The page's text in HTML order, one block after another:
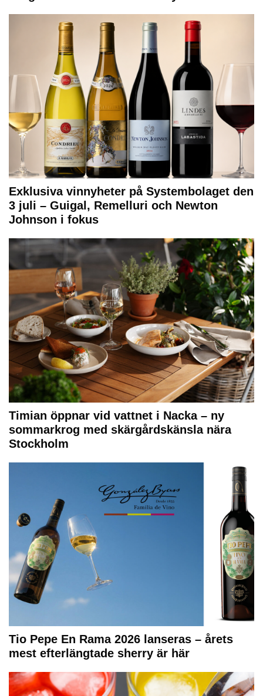
Exklusiva vinnyheter på Systembolaget den
3 juli – Guigal, Remelluri och Newton
Johnson i fokus
Timian öppnar vid vattnet i Nacka – ny
sommarkrog med skärgårdskänsla nära
Stockholm
Tio Pepe En Rama 2026 lanseras – årets
mest efterlängtade sherry är här